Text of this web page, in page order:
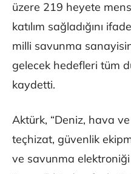
üzere 219 heyete
katılım sağladığını
milli savunma
gelecek hedefleri tüm
kaydetti.
Aktürk, “Deniz, hava
teçhizat, güvenlik
ve savunma